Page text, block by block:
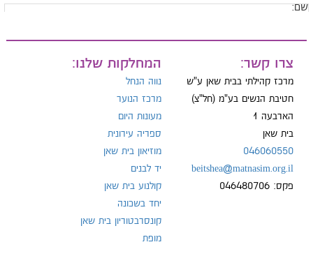
צרו קשר:
מרכז קהילתי בבית שאן ע"ש
חטיבת הנשים בע"מ (חל"צ)
הארבעה 1
בית שאן
046060550
beitshea@matnasim.org.il
פקס: 046480706
המחלקות שלנו:
נווה הנחל
מרכז הנוער
מעונות היום
ספריה עירונית
מוזיאון בית שאן
יד לבנים
קולנוע בית שאן
יחד בשכונה
קונסרבטוריון בית שאן
מופת